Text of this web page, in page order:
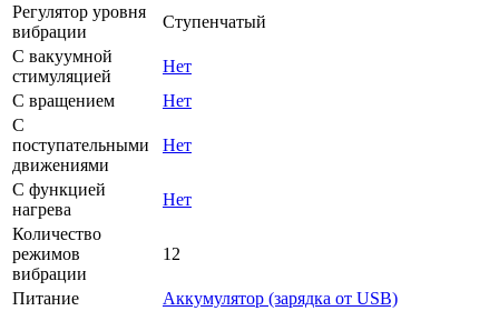
Регулятор уровня
вибрации
Ступенчатый
С вакуумной
стимуляцией
Нет
С вращением
Нет
С
поступательными
движениями
Нет
С функцией
нагрева
Нет
Количество
режимов
вибрации
12
Питание
Аккумулятор (зарядка от USB)